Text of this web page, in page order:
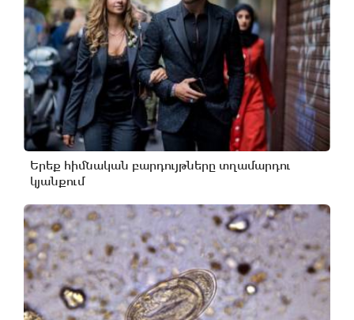
Երեք հիմնական բարդույթները տղամարդու
կյանքում